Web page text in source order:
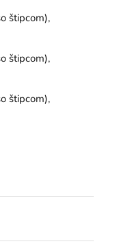
štipcom),
štipcom),
štipcom),